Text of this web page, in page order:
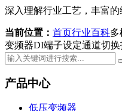
深入理解行业工艺，丰富
当前位置： 首页行业百科多
变频器DI端子设定通道切
产品中心
低压变频器